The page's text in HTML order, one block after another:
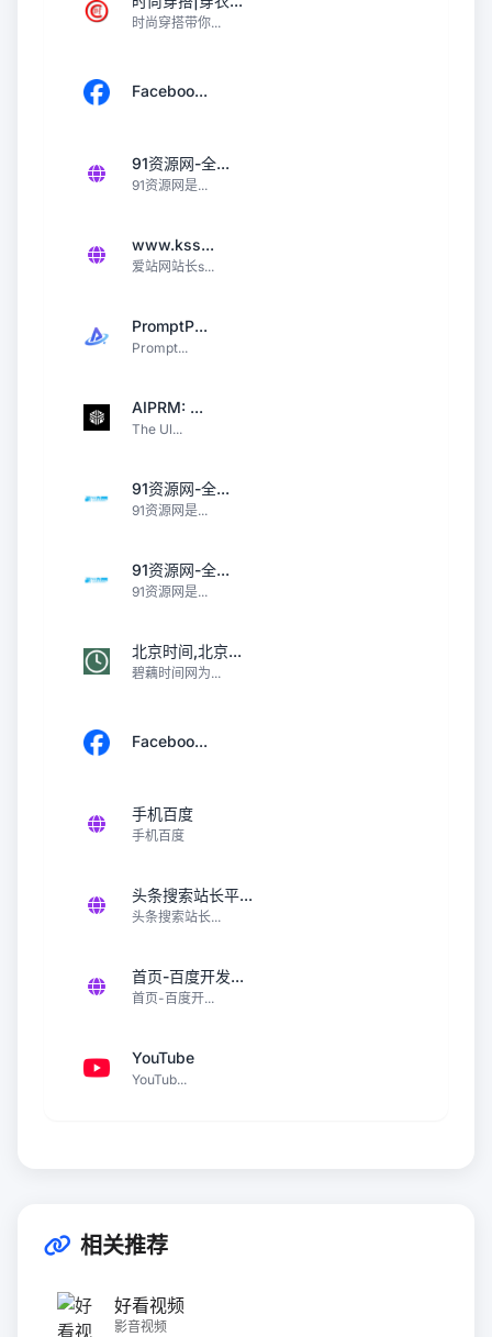
时尚穿搭带你...
Faceboo...
91资源网-全...
91资源网是...
www.kss...
爱站网站长s...
PromptP...
Prompt...
AIPRM: ...
The Ul...
91资源网-全...
91资源网是...
91资源网-全...
91资源网是...
北京时间,北京...
碧藕时间网为...
Faceboo...
手机百度
手机百度
头条搜索站长平...
头条搜索站长...
首页-百度开发...
首页-百度开...
YouTube
YouTub...
相关推荐
好看视频
影音视频